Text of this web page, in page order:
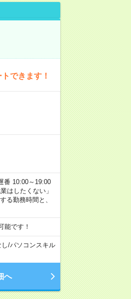
できます！
番 10:00～19:00
はしたくない」
る勤務時間と、
能です！
/パソコンスキル
へ